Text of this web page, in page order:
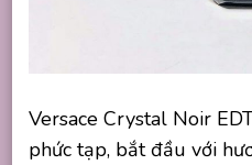
Versace Crystal Noir
phức tạp, bắt đầu với